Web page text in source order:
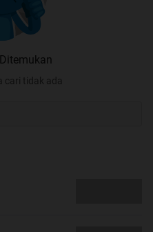
cari tidak ada